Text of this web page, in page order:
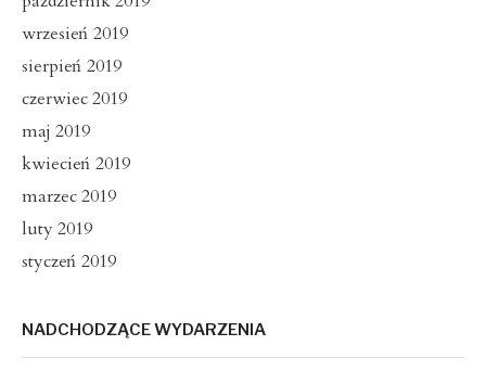
wrzesień 2019
sierpień 2019
czerwiec 2019
maj 2019
kwiecień 2019
marzec 2019
luty 2019
styczeń 2019
NADCHODZĄCE WYDARZENIA